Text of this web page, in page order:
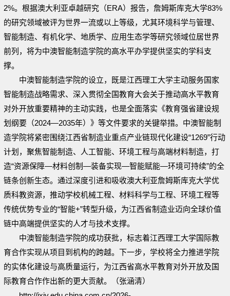
2%。根据澳大利亚卓越研究（ERA）报告，詹姆斯库克大学83%
的研究领域被评为世界一流或以上等级，尤其环境科学与管理、
智能制造、有机化学、地质学、应用生态学等研究领域位居世界
前列，将为中澳智能制造学院的高水平办学提供坚实的学科支
撑。
中澳智能制造学院的设立，既是江西理工大学主动服务国家
智能制造战略需求、深入贯彻全国教育大会关于推动高水平教育
对外开放重要精神的主动实践，也是全面落实《教育强省建设规
划纲要（2024—2035年）》等文件要求的关键举措。中澳智能制
造学院将紧密围绕江西省制造业重点产业链现代化建设“1269”行动
计划，聚焦智能制造、人工智能、环境工程与高端材料制造，打
造“资源保障—材料创制—装备实现—智能赋能—环境可持续”的全
链条创新生态。通过深度引进和吸收澳大利亚詹姆斯库克大学优
质科教资源，推动学校机械工程、材料科学与工程、环境工程等
传统优势专业的“智能+”转型升级，为江西省制造业迈向全球价值
链中高端提供坚实的人才与技术支撑。
中澳智能制造学院的成功获批，标志着江西理工大学国际教
育合作实现从项目到机构的跨越。下一步，学校将全力推进学院
的实体化建设与高质量运行，为江西省高水平教育对外开放及国
际教育合作作出新的更大贡献。（张涵清）